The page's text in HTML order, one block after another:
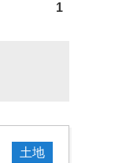
1
土地